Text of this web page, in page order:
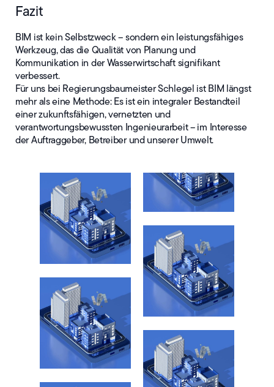
Fazit
BIM ist kein Selbstzweck – sondern ein leistungsfähiges
Werkzeug, das die Qualität von Planung und
Kommunikation in der Wasserwirtschaft signifikant
verbessert.
Für uns bei Regierungsbaumeister Schlegel ist BIM längst
mehr als eine Methode: Es ist ein integraler Bestandteil
einer zukunftsfähigen, vernetzten und
verantwortungsbewussten Ingenieurarbeit – im Interesse
der Auftraggeber, Betreiber und unserer Umwelt.